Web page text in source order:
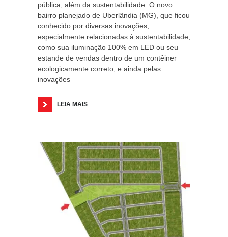
pública, além da sustentabilidade. O novo
bairro planejado de Uberlândia (MG), que ficou
conhecido por diversas inovações,
especialmente relacionadas à sustentabilidade,
como sua iluminação 100% em LED ou seu
estande de vendas dentro de um contêiner
ecologicamente correto, e ainda pelas
inovações
LEIA MAIS